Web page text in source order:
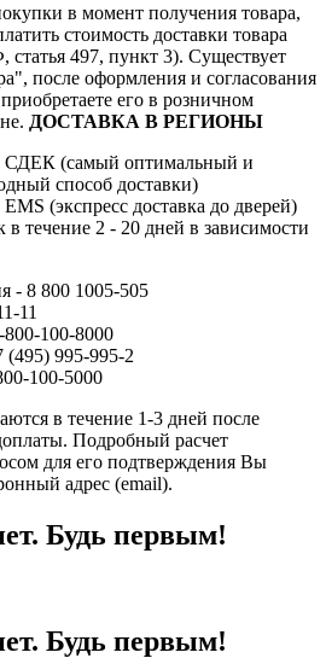
в момент получения товара,
стоимость доставки товара
497, пункт 3). Существует
после оформления и согласования
его в розничном
ДОСТАВКА В РЕГИОНЫ
СДЕК (самый оптимальный и
способ доставки)
(экспресс доставка до дверей)
в течение 2 - 20 дней в зависимости
- 8 800 1005-505
11
100-8000
(495) 995-995-2
100-5000
в течение 1-3 дней после
Подробный расчет
для его подтверждения Вы
адрес (email).
Будь первым!
Будь первым!